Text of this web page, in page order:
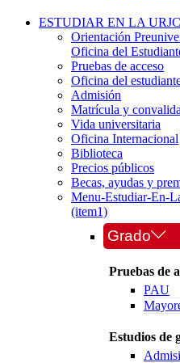
ESTUDIAR EN LA URJC
Orientación
Oficina del
Pruebas de acceso
Oficina del
Admisión
Matrícula y
Vida universitaria
Oficina Internacional
Biblioteca
Precios públicos
Becas, ayudas y
Menu-Estudiar-En-
(item1)
Grado
Pruebas de
PAU
Estudios de